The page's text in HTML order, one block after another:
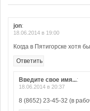
jon:
18.06.2014 в 19:00
Когда в Пятигорске хотя
Ответить
Введите свое имя...:
18.06.2014 в 20:37
8 (8652) 23-45-32 (в